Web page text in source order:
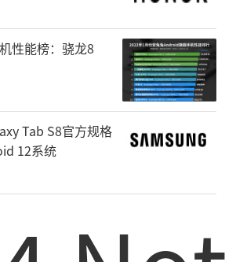
性能榜：骁龙8
Tab S8官方规格
12系统